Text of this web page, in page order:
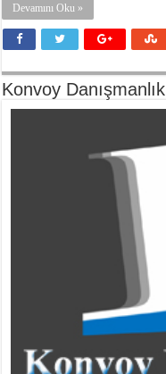
Devamını Oku »
Konvoy Danışmanlık